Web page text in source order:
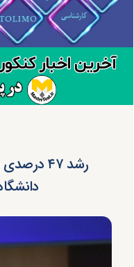
رشد ۴۷